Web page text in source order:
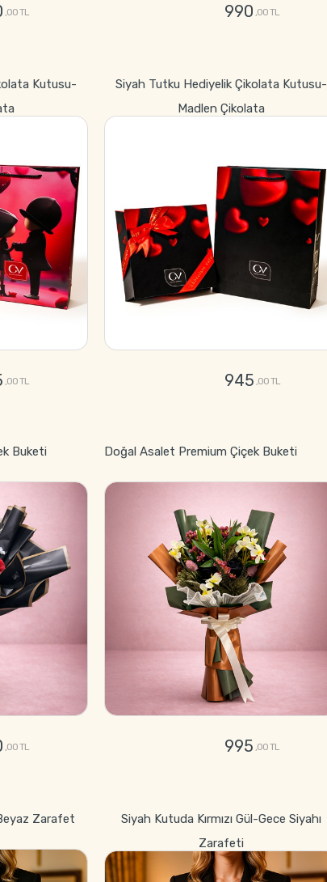
,00 TL 990 ,00 TL
Kutusu-
,00 TL
Siyah Tutku Hediyelik Çikolata Kutusu-
Madlen Çikolata
945 ,00 TL
Buketi
,00 TL
Doğal Asalet Premium Çiçek Buketi
995 ,00 TL
Zarafet
Siyah Kutuda Kırmızı Gül-Gece Siyahı
Zarafeti